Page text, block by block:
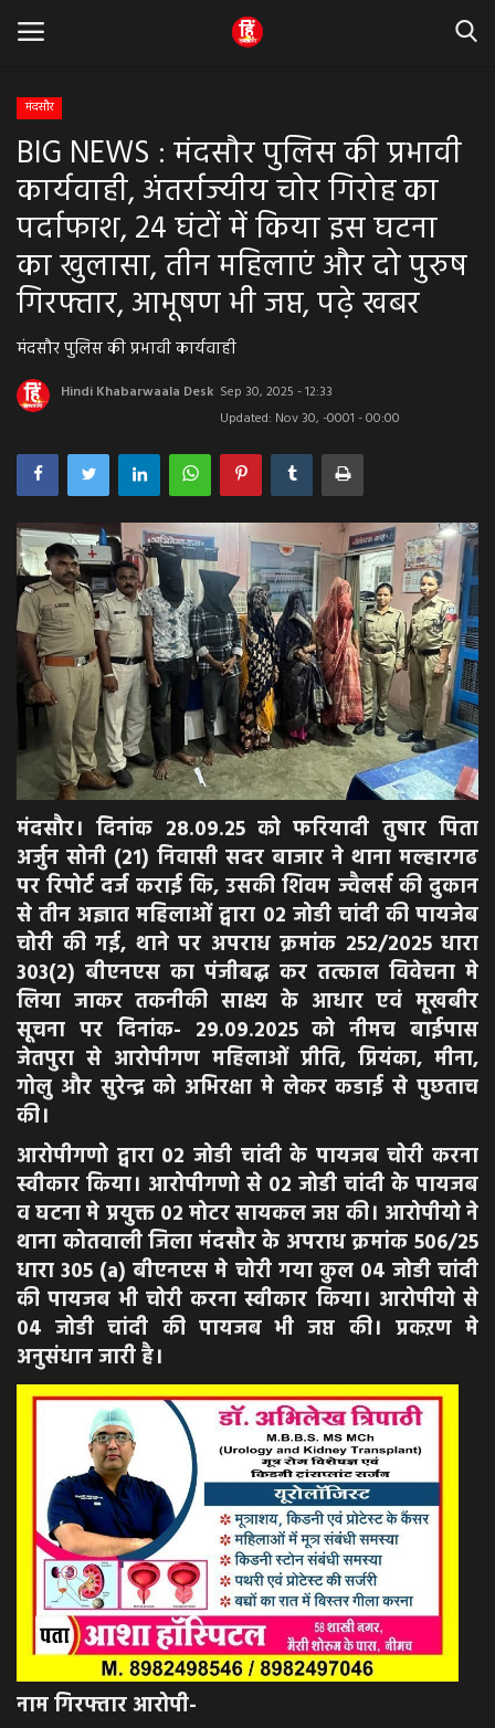
Home
धर्म & ज्योतिष
बड़ी खबर
मध्यप्रदेश
राजस्थान
राजनीती
अपराध
मनोरंजन
खेल
एजुकेशन & करियर
हेल्थ & लाइफ स्टाइल
वीडियो
Gallery
मंदसौर
BIG NEWS : मंदसौर पुलिस की प्रभावी
कार्यवाही, अंतर्राज्यीय चोर गिरोह का
पर्दाफाश, 24 घंटों में किया इस घटना
का खुलासा, तीन महिलाएं और दो पुरुष
गिरफ्तार, आभूषण भी जप्त, पढ़े खबर
मंदसौर पुलिस की प्रभावी कार्यवाही
Hindi Khabarwaala Desk Sep 30, 2025 - 12:33
Updated: Nov 30, -0001 - 00:00
मंदसौर। दिनांक 28.09.25 को फरियादी तुषार पिता
अर्जुन सोनी (21) निवासी सदर बाजार ने थाना मल्हारगढ
पर रिपोर्ट दर्ज कराई कि, उसकी शिवम ज्वैलर्स की दुकान
से तीन अज्ञात महिलाओं द्वारा 02 जोडी चांदी की पायजेब
चोरी की गई, थाने पर अपराध क्रमांक 252/2025 धारा
303(2) बीएनएस का पंजीबद्ध कर तत्काल विवेचना मे
लिया जाकर तकनीकी साक्ष्य के आधार एवं मूखबीर
सूचना पर दिनांक- 29.09.2025 को नीमच बाईपास
जेतपुरा से आरोपीगण महिलाओं प्रीति, प्रियंका, मीना,
गोलु और सुरेन्द्र को अभिरक्षा मे लेकर कडाई से पुछताच
की।
आरोपीगणो द्वारा 02 जोडी चांदी के पायजब चोरी करना
स्वीकार किया। आरोपीगणो से 02 जोडी चांदी के पायजब
व घटना मे प्रयुक्त 02 मोटर सायकल जप्त की। आरोपीयो ने
थाना कोतवाली जिला मंदसौर के अपराध क्रमांक 506/25
धारा 305 (a) बीएनएस मे चोरी गया कुल 04 जोडी चांदी
की पायजब भी चोरी करना स्वीकार किया। आरोपीयो से
04 जोडी चांदी की पायजब भी जप्त की। प्रकऱण मे
अनुसंधान जारी है।
नाम गिरफ्तार आरोपी-